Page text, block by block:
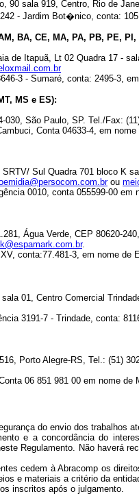
sala 919, Centro, Rio de
- Jardim Bot�nico, conta:
BA, CE, MA, PA, PB, PE, PI,
de Itapuã, Lt 02 Quadra 17 -
3 - Sumaré, conta: 2495-3,
MS e ES):
São Paulo, SP. Tel./Fax:
Conta 04633-4, em nome
Sul Quadra 701 bloco K
ou
0010, conta 055599-00
Água Verde, CEP 80620-
.
conta:77.481-3, em nome de
01, Centro Comercial
3191-7 - Trindade, conta:
Porto Alegre-RS, Tel.: (51)
06 851 981 00 em nome de
do envio dos trabalhos
e a concordância do
Regulamento. Não haverá
cedem à Abracomp os
e materiais a critério da
inscritos após o julgamento.